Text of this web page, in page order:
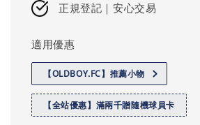
正規登記｜安心交易
適用優惠
【OLDBOY.FC】推薦小物
【全站優惠】滿兩千贈隨機球員卡